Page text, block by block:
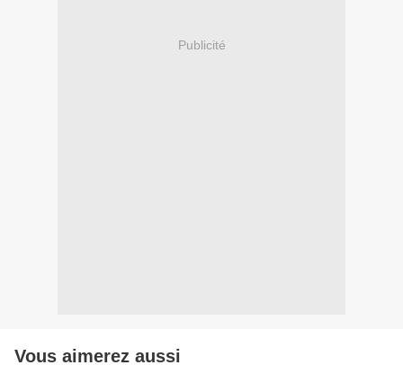
Publicité
Vous aimerez aussi